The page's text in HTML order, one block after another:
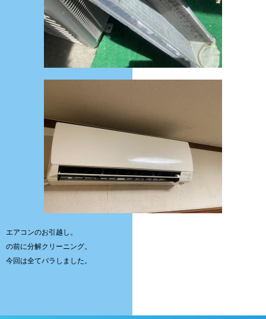
エアコンのお引越し。
の前に分解クリーニング。
今回は全てバラしました。